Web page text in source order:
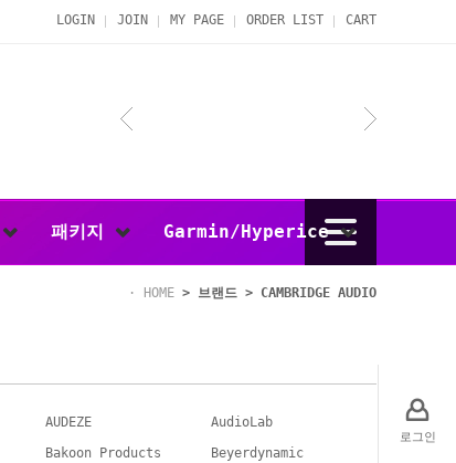
로그인
LOGIN JOIN MY PAGE ORDER LIST CART
패키지 Garmin/Hyperice
HOME > 브랜드 > CAMBRIDGE AUDIO
AUDEZE
AudioLab
Bakoon Products
Beyerdynamic